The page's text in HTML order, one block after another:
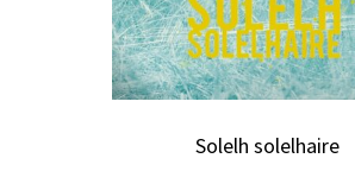
Solelh solelhaire